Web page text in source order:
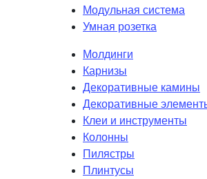
Модульная система
Умная розетка
Молдинги
Карнизы
Декоративные камины
Декоративные
Клеи и инструменты
Колонны
Пилястры
Плинтусы